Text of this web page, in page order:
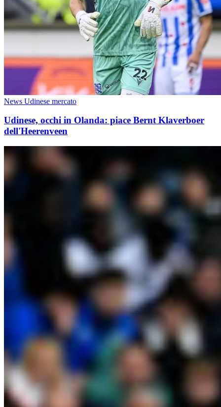
News Udinese mercato
Udinese, occhi in Olanda: piace Bernt Klaverboer
dell'Heerenveen